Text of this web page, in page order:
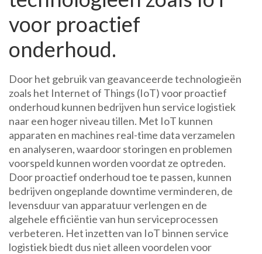
voor proactief
onderhoud.
Door het gebruik van geavanceerde technologieën
zoals het Internet of Things (IoT) voor proactief
onderhoud kunnen bedrijven hun service logistiek
naar een hoger niveau tillen. Met IoT kunnen
apparaten en machines real-time data verzamelen
en analyseren, waardoor storingen en problemen
voorspeld kunnen worden voordat ze optreden.
Door proactief onderhoud toe te passen, kunnen
bedrijven ongeplande downtime verminderen, de
levensduur van apparatuur verlengen en de
algehele efficiëntie van hun serviceprocessen
verbeteren. Het inzetten van IoT binnen service
logistiek biedt dus niet alleen voordelen voor